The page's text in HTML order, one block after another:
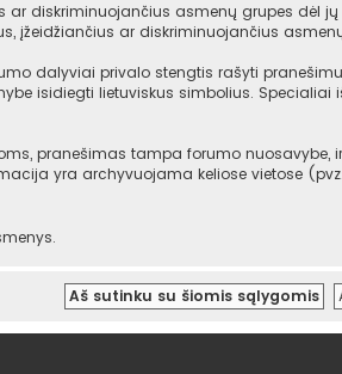
diskriminuojančius asmenų grupes dėl
įžeidžiančius ar diskriminuojančius
dalyviai privalo stengtis rašyti
isidiegti lietuviskus simbolius.
pranešimas tampa forumo
yra archyvuojama keliose vietose (pvz.